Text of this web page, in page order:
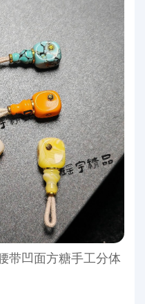
带凹面方糖手工分体